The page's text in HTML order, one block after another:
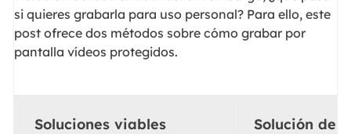
si quieres grabarla para uso personal? Para ello, este
post ofrece dos métodos sobre cómo grabar por
pantalla vídeos protegidos.
Soluciones viables Solución de